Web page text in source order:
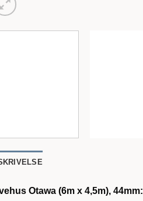
Otawa (6m x 4,5m), 44mm: